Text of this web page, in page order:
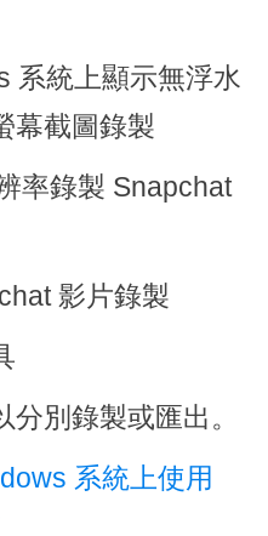
系統上顯示無浮水
幕截圖錄製
率錄製 Snapchat
影片錄製
別錄製或匯出。
系統上使用